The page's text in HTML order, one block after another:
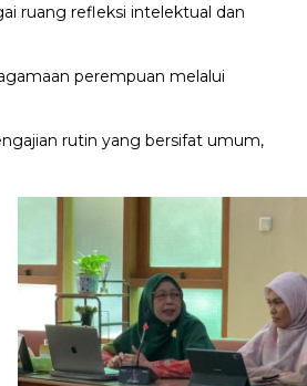
ruang refleksi intelektual dan
perempuan melalui
rutin yang bersifat umum,